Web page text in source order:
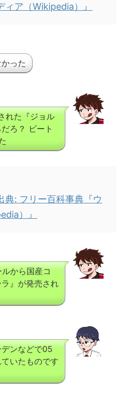
ア（Wikipedia）』
った
れた『ジョル
ろ？ ビート
: フリー百科事典『ウ
）』
から国産コ
』が発売され
ンなどで05
いたものです